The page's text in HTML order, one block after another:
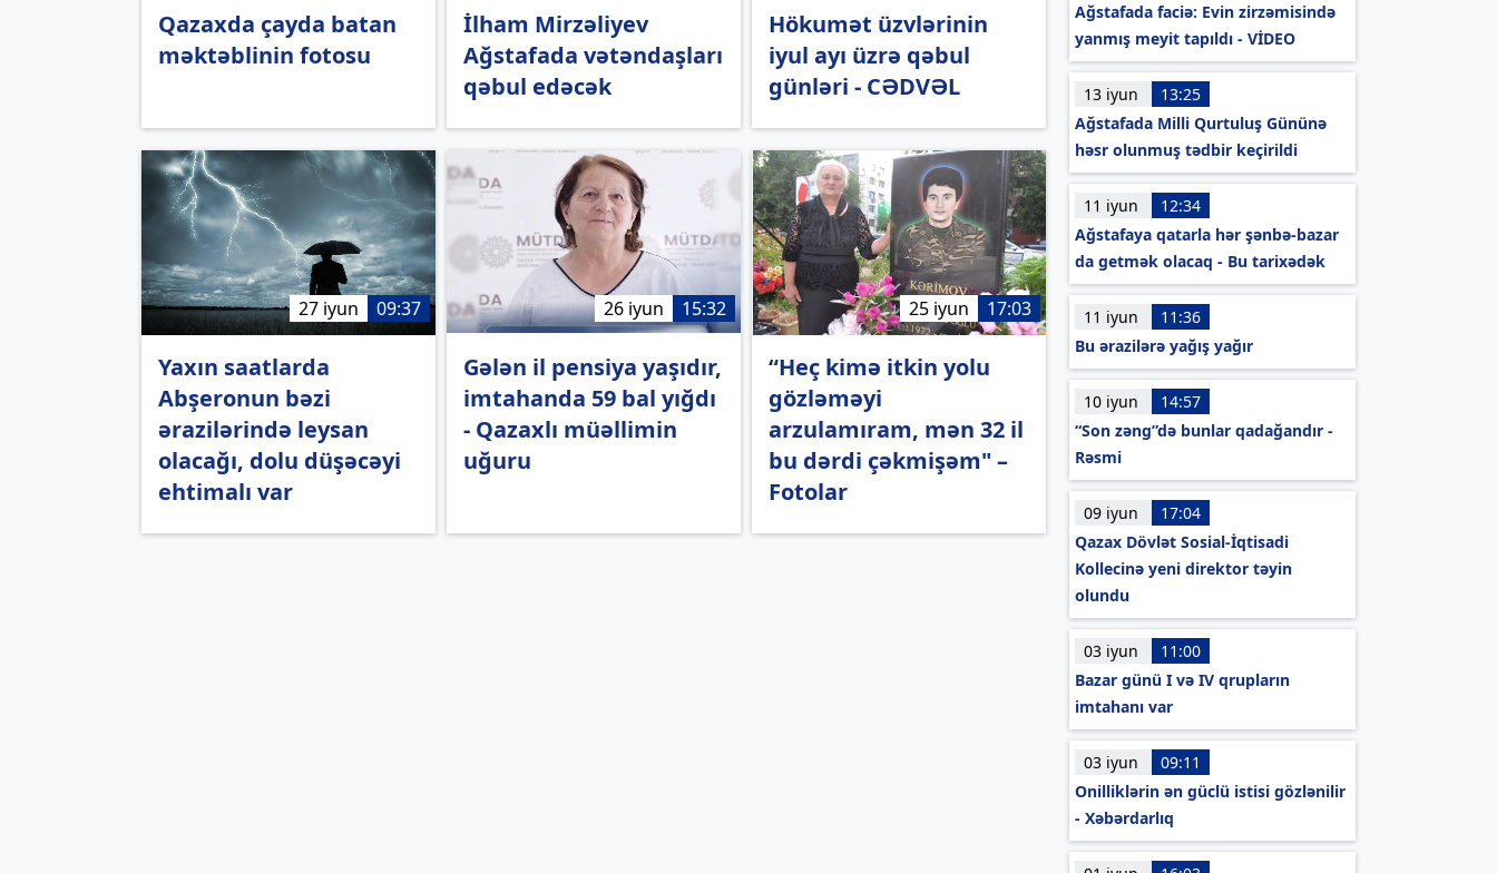
Qazaxda çayda batan
məktəblinin fotosu
İlham Mirzəliyev
Ağstafada vətəndaşları
qəbul edəcək
Hökumət üzvlərinin
iyul ayı üzrə qəbul
günləri - CƏDVƏL
27 iyun 09:37
Yaxın saatlarda
Abşeronun bəzi
ərazilərində leysan
olacağı, dolu düşəcəyi
ehtimalı var
26 iyun 15:32
Gələn il pensiya yaşıdır,
imtahanda 59 bal yığdı
- Qazaxlı müəllimin
uğuru
25 iyun 17:03
“Heç kimə itkin yolu
gözləməyi
arzulamıram, mən 32 il
bu dərdi çəkmişəm" –
Fotolar
Ağstafada faciə: Evin zirzəmisində
yanmış meyit tapıldı - VİDEO
13 iyun
13:25
Ağstafada Milli Qurtuluş Gününə
həsr olunmuş tədbir keçirildi
11 iyun
12:34
Ağstafaya qatarla hər şənbə-bazar
da getmək olacaq - Bu tarixədək
11 iyun
11:36
Bu ərazilərə yağış yağır
10 iyun
14:57
“Son zəng”də bunlar qadağandır -
Rəsmi
09 iyun
17:04
Qazax Dövlət Sosial-İqtisadi
Kollecinə yeni direktor təyin
olundu
03 iyun
11:00
Bazar günü I və IV qrupların
imtahanı var
03 iyun
09:11
Onilliklərin ən güclü istisi gözlənilir
- Xəbərdarlıq